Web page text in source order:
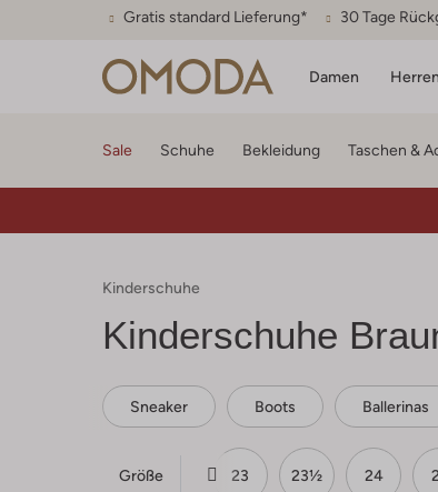
Gratis standard Lieferung* 30 Tage
Damen Herren
Sale Schuhe Bekleidung Taschen &
Kinderschuhe
Kinderschuhe
Sneaker Boots Ballerinas
Größe 23 23½ 24